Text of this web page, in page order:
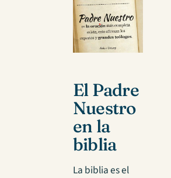
El Padre
Nuestro
en la
biblia
La biblia es el